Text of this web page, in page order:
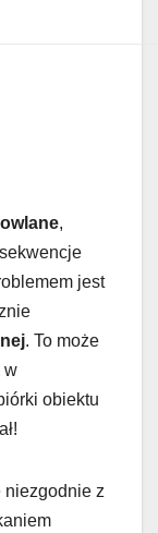
,
jest
. To może
w
obiektu
niezgodnie z